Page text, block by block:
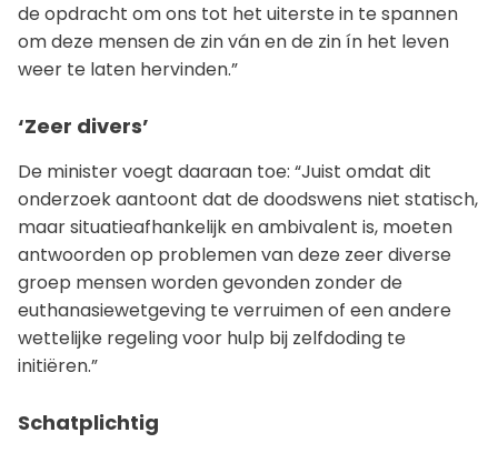
de opdracht om ons tot het uiterste in te spannen
om deze mensen de zin ván en de zin ín het leven
weer te laten hervinden.”
‘Zeer divers’
De minister voegt daaraan toe: “Juist omdat dit
onderzoek aantoont dat de doodswens niet statisch,
maar situatieafhankelijk en ambivalent is, moeten
antwoorden op problemen van deze zeer diverse
groep mensen worden gevonden zonder de
euthanasiewetgeving te verruimen of een andere
wettelijke regeling voor hulp bij zelfdoding te
initiëren.”
Schatplichtig